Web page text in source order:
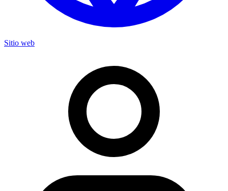
Sitio web